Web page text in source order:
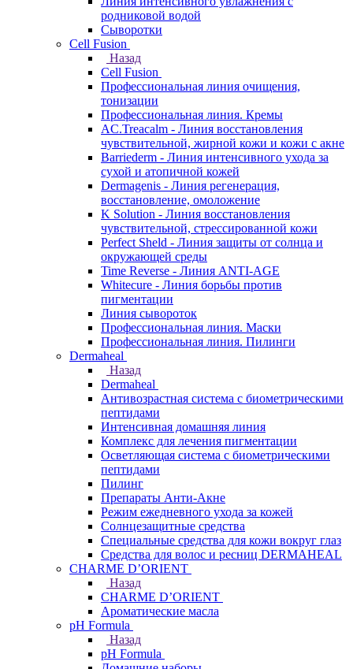
родниковой водой
Сыворотки
Cell Fusion
Назад
Cell Fusion
Профессиональная линия очищения,
тонизации
Профессиональная линия. Кремы
AC.Treacalm - Линия восстановления
чувствительной, жирной кожи и кожи с акне
Barriederm - Линия интенсивного ухода за
сухой и атопичной кожей
Dermagenis - Линия регенерация,
восстановление, омоложение
K Solution - Линия восстановления
чувствительной, стрессированной кожи
Perfect Sheld - Линия защиты от солнца и
окружающей среды
Time Reverse - Линия ANTI-AGE
Whitecure - Линия борьбы против
пигментации
Линия сывороток
Профессиональная линия. Маски
Профессиональная линия. Пилинги
Dermaheal
Назад
Dermaheal
Антивозрастная система с биометрическими
пептидами
Интенсивная домашняя линия
Комплекс для лечения пигментации
Осветляющая система с биометрическими
пептидами
Пилинг
Препараты Анти-Акне
Режим ежедневного ухода за кожей
Солнцезащитные средства
Специальные средства для кожи вокруг глаз
Средства для волос и ресниц DERMAHEAL
CHARME D’ORIENT
Назад
CHARME D’ORIENT
Ароматические масла
pH Formula
Назад
pH Formula